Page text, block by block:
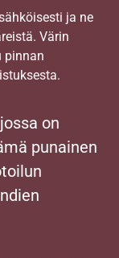
ja ne
Värin
pinnan
on
punainen